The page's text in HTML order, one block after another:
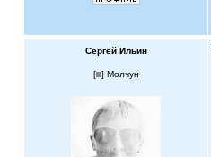
Сергей Ильин
[ ] Молчун